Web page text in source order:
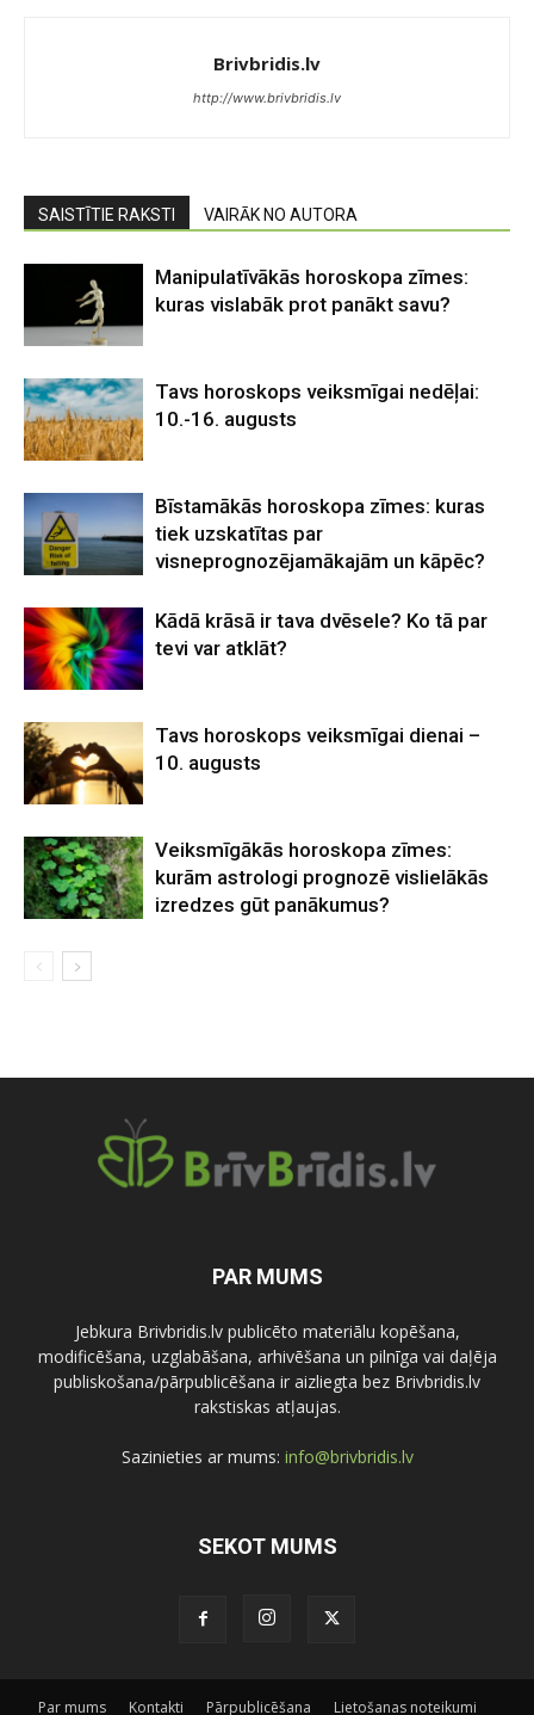
Brivbridis.lv
http://www.brivbridis.lv
SAISTĪTIE RAKSTI VAIRĀK NO AUTORA
Manipulatīvākās horoskopa zīmes:
kuras vislabāk prot panākt savu?
Tavs horoskops veiksmīgai nedēļai:
10.-16. augusts
Bīstamākās horoskopa zīmes: kuras
tiek uzskatītas par
visneprognozējamākajām un kāpēc?
Kādā krāsā ir tava dvēsele? Ko tā par
tevi var atklāt?
Tavs horoskops veiksmīgai dienai –
10. augusts
Veiksmīgākās horoskopa zīmes:
kurām astrologi prognozē vislielākās
izredzes gūt panākumus?
PAR MUMS
Jebkura Brivbridis.lv publicēto materiālu kopēšana,
modificēšana, uzglabāšana, arhivēšana un pilnīga vai daļēja
publiskošana/pārpublicēšana ir aizliegta bez Brivbridis.lv
rakstiskas atļaujas.
Sazinieties ar mums: info@brivbridis.lv
SEKOT MUMS
Par mums Kontakti Pārpublicēšana Lietošanas noteikumi